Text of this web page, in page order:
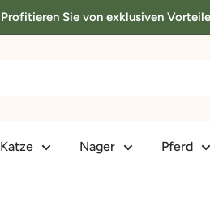
Profitieren Sie von exklusiven
Katze Nager Pferd